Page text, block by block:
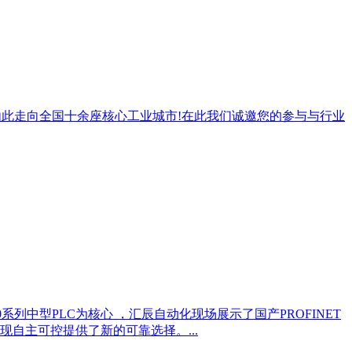
走向全国十余座核心工业城市!在此我们诚邀您的参与与行业
列中型PLC为核心 ，汇辰自动化现场展示了国产PROFINET
自主可控提供了新的可靠选择。...